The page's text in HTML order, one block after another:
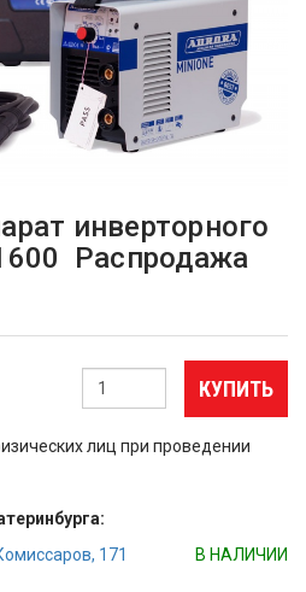
инверторного
Распродажа
КУПИТЬ
лиц при проведении
171
В НАЛИЧИИ